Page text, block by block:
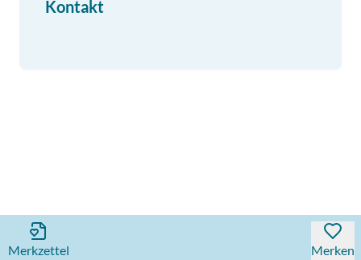
Kontakt
Merkzettel Merken